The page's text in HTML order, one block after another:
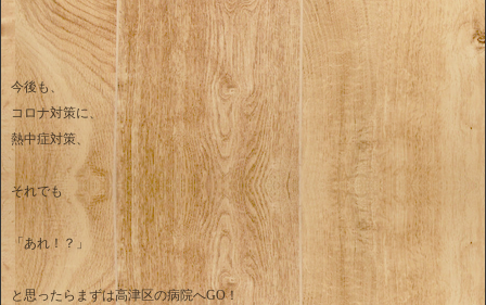
今後も、
コロナ対策に、
熱中症対策、
それでも
「あれ！？」
と思ったらまずは高津区の病院へGO！